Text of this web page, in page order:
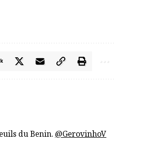
du Benin. @GerovinhoV